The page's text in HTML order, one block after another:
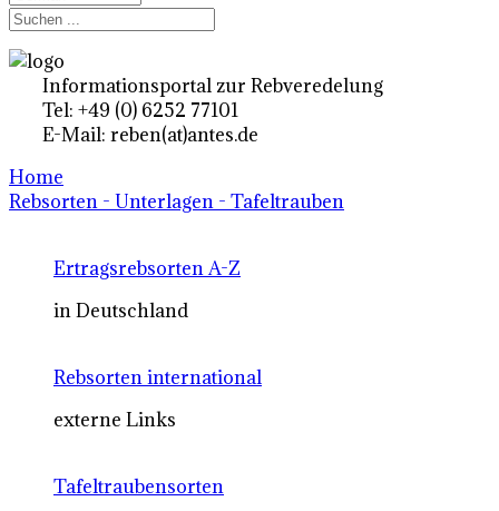
Informationsportal zur Rebveredelung
Tel: +49 (0) 6252 77101
E-Mail: reben(at)antes.de
Home
Rebsorten - Unterlagen - Tafeltrauben
Ertragsrebsorten A-Z
in Deutschland
Rebsorten international
externe Links
Tafeltraubensorten